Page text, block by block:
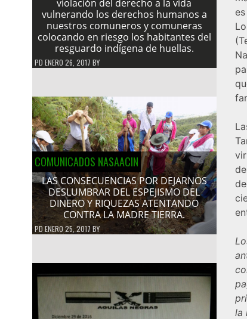
violación del derecho a la vida
vulnerando los derechos humanos a
nuestros comuneros y comuneras
colocando en riesgo los habitantes del
resguardo indígena de huellas.
PD ENERO 26, 2017 BY
COMUNICADOS NASAACIN
LAS CONSECUENCIAS POR DEJARNOS
DESLUMBRAR DEL ESPEJISMO DEL
DINERO Y RIQUEZAS ATENTANDO
CONTRA LA MADRE TIERRA.
PDENERO 25, 2017 BY
la